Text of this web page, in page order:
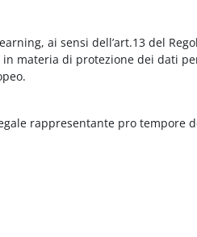
ai sensi dell’art.13 del
in materia di protezione dei dati
rappresentante pro tempore